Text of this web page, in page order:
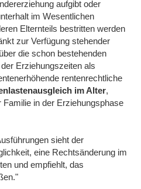
aufgibt oder
im Wesentlichen
Elternteils bestritten werden
zur Verfügung stehender
die schon bestehenden
Erziehungszeiten als
rentenrechtliche
im Alter,
in der Erziehungsphase
sieht der
eine Rechtsänderung im
und empfiehlt, das